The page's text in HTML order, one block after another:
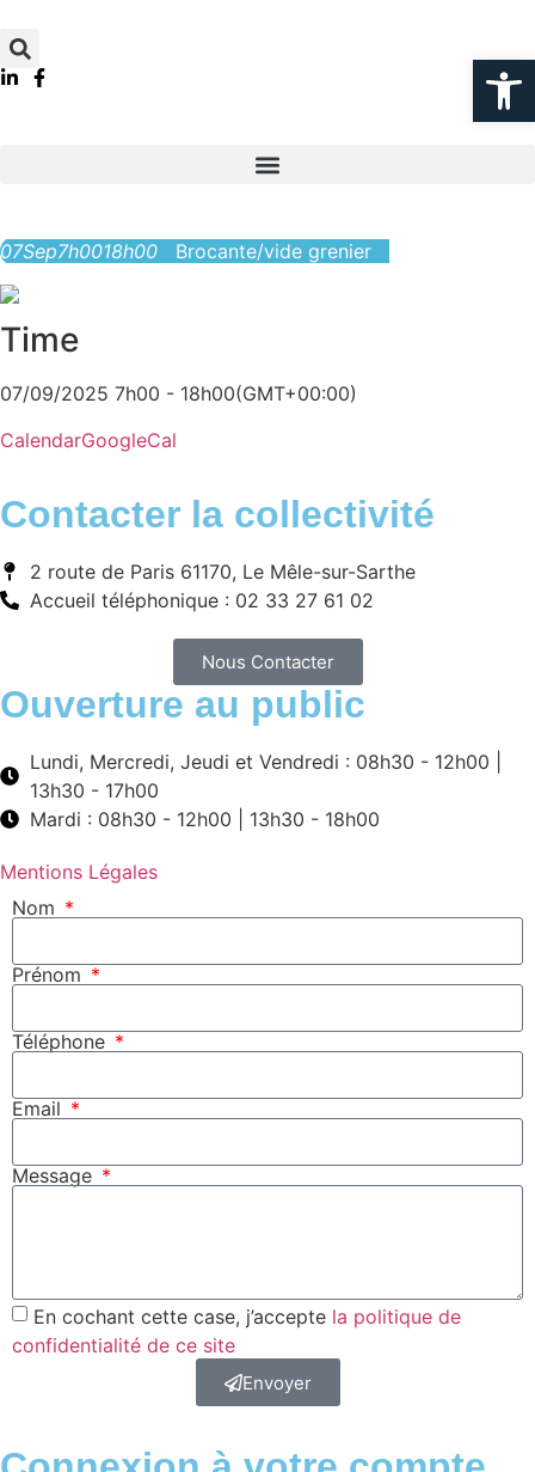
07Sep7h0018h00 Brocante/vide grenier
Time
07/09/2025 7h00 - 18h00(GMT+00:00)
CalendarGoogleCal
Contacter la collectivité
2 route de Paris 61170, Le Mêle-sur-Sarthe
Accueil téléphonique : 02 33 27 61 02
Nous Contacter
Ouverture au public
Lundi, Mercredi, Jeudi et Vendredi : 08h30 - 12h00 |
13h30 - 17h00
Mardi : 08h30 - 12h00 | 13h30 - 18h00
Mentions Légales
Nom
Prénom
Téléphone
Email
Message
En cochant cette case, j’accepte la politique de
confidentialité de ce site
Envoyer
Ouvrir